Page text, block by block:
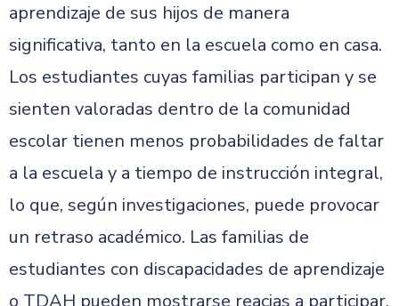
aprendizaje de sus hijos de manera
significativa, tanto en la escuela como en casa.
Los estudiantes cuyas familias participan y se
sienten valoradas dentro de la comunidad
escolar tienen menos probabilidades de faltar
a la escuela y a tiempo de instrucción integral,
lo que, según investigaciones, puede provocar
un retraso académico. Las familias de
estudiantes con discapacidades de aprendizaje
o TDAH pueden mostrarse reacias a participar.